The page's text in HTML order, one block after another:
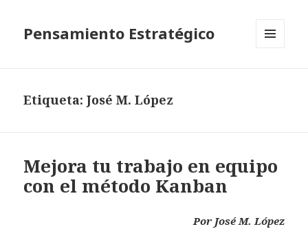
Pensamiento Estratégico
Etiqueta: José M. López
Mejora tu trabajo en equipo
con el método Kanban
Por José M. López